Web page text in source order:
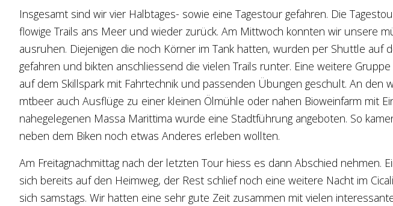
Insgesamt sind wir vier Halbtages- sowie eine Tagestour gefahren. Die
flowige Trails ans Meer und wieder zurück. Am Mittwoch konnten wir unsere
ausruhen. Diejenigen die noch Körner im Tank hatten, wurden per Shuttle auf
gefahren und bikten anschliessend die vielen Trails runter. Eine weitere
auf dem Skillspark mit Fahrtechnik und passenden Übungen geschult. An den
mtbeer auch Ausflüge zu einer kleinen Ölmühle oder nahen Bioweinfarm mit
nahegelegenen Massa Marittima wurde eine Stadtführung angeboten. So
neben dem Biken noch etwas Anderes erleben wollten.
Am Freitagnachmittag nach der letzten Tour hiess es dann Abschied nehmen.
sich bereits auf den Heimweg, der Rest schlief noch eine weitere Nacht im
sich samstags. Wir hatten eine sehr gute Zeit zusammen mit vielen